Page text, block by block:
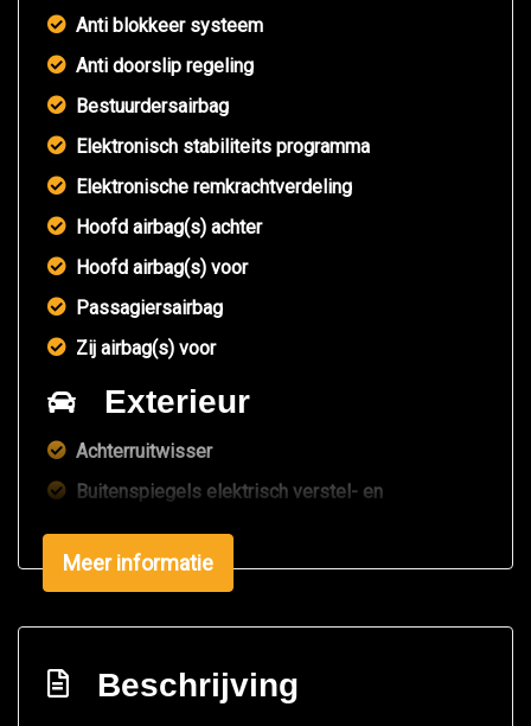
Anti blokkeer systeem
Anti doorslip regeling
Bestuurdersairbag
Elektronisch stabiliteits programma
Elektronische remkrachtverdeling
Hoofd airbag(s) achter
Hoofd airbag(s) voor
Passagiersairbag
Zij airbag(s) voor
Exterieur
Achterruitwisser
Buitenspiegels elektrisch verstel- en
Centrale vergrendeling met afstandsbediening
Rondom goede all-season banden
Meer informatie
Beschrijving